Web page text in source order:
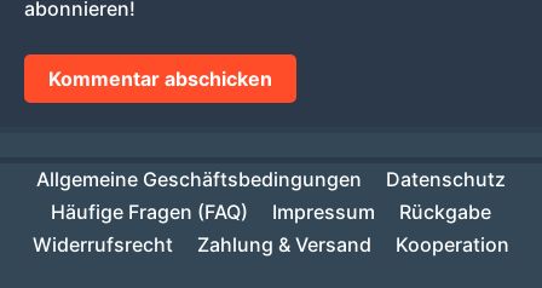
abonnieren!
Allgemeine Geschäftsbedingungen
Datenschutz
Häufige Fragen (FAQ)
Impressum
Rückgabe
Widerrufsrecht
Zahlung & Versand Kooperation